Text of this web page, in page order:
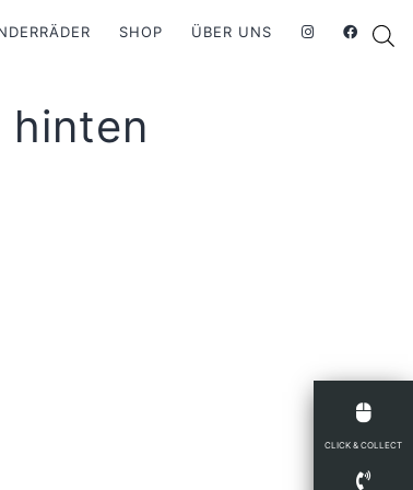
SHOP ÜBER UNS
CLICK & COLLECT
hinten